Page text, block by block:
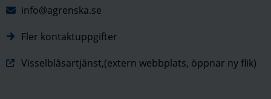
info@agrenska.se
Fler kontaktuppgifter
Visselblåsartjänst,(extern webbplats, öppnar ny flik)